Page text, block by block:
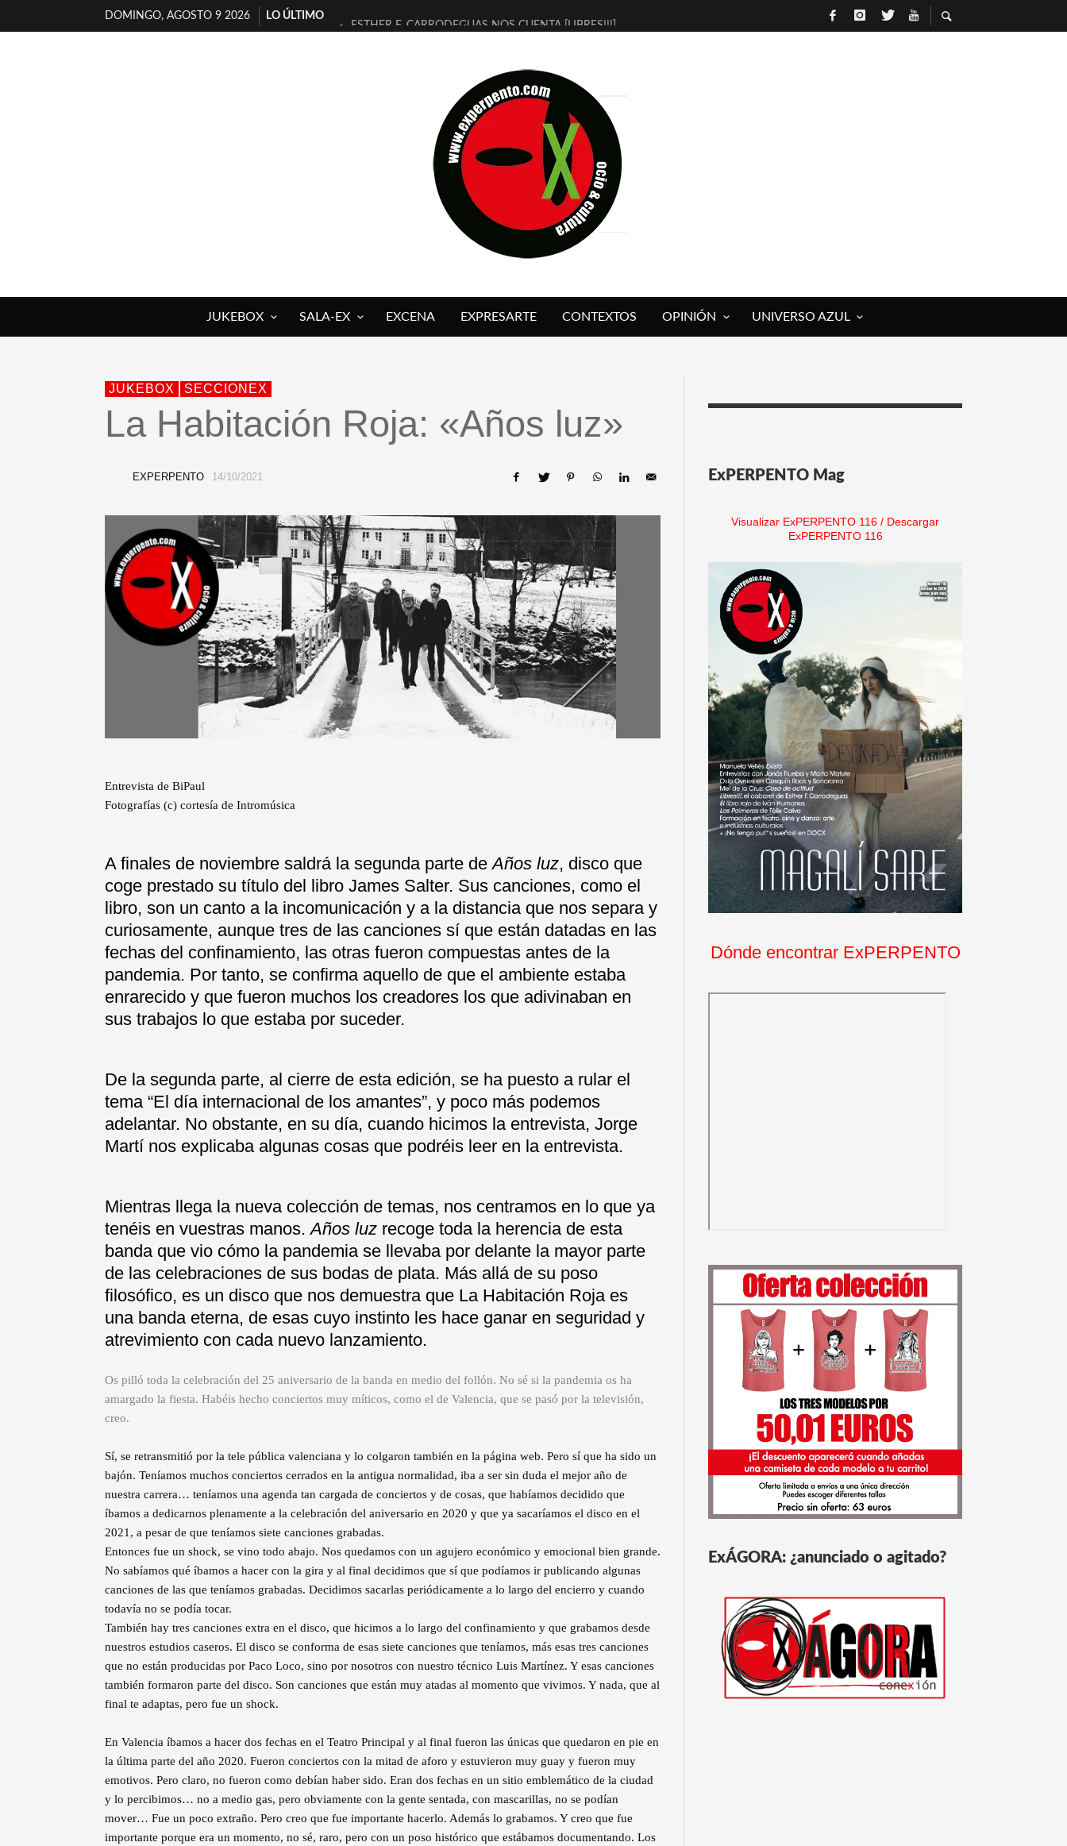
DOMINGO, AGOSTO 9 2026
LO ÚLTIMO
ESTHER F. CARRODEGUAS NOS CUENTA [LIBRES!!!]
[ELECTRA JONDA] DE JUAN GUERRERO ZAMORA
TIMBRE 4, LA ESCUELA DEL DIRECTOR TEATRAL CLAUDIO TOLCACHIR
30 AÑOS (NO ES NADA) DE LA KATARSIS DEL TOMATAZO
MILITARES JUDÍAS EN #EXVITA
D’BALDOMEROS REINVENTAN [BITÁCORA 3.0] EN EXVITA
MARSHALL FLASH PRESENTA EN EXVITA [RELATIVA SENCILLEZ]
JOFRE BARDAGÍ EN EXVITA INTERPRETANDO A SERRAT
JUKEBOX SALA-EX EXCENA EXPRESARTE CONTEXTOS OPINIÓN UNIVERSO AZUL
JUKEBOX SECCIONEX
La Habitación Roja: «Años luz»
EXPERPENTO 14/10/2021
Entrevista de BiPaul
Fotografías (c) cortesía de Intromúsica
A finales de noviembre saldrá la segunda parte deAños luz, disco que
coge prestado su título del libro James Salter. Sus canciones, como el
libro, son un canto a la incomunicación y a la distancia que nos separa y
curiosamente, aunque tres de las canciones sí que están datadas en las
fechas del confinamiento, las otras fueron compuestas antes de la
pandemia. Por tanto, se confirma aquello de que el ambiente estaba
enrarecido y que fueron muchos los creadores los que adivinaban en
sus trabajos lo que estaba por suceder.
De la segunda parte, al cierre de esta edición, se ha puesto a rular el
tema “El día internacional de los amantes”, y poco más podemos
adelantar. No obstante, en su día, cuando hicimos la entrevista, Jorge
Martí nos explicaba algunas cosas que podréis leer en la entrevista.
Mientras llega la nueva colección de temas, nos centramos en lo que ya
tenéis en vuestras manos.Años luz recoge toda la herencia de esta
banda que vio cómo la pandemia se llevaba por delante la mayor parte
de las celebraciones de sus bodas de plata. Más allá de su poso
filosófico, es un disco que nos demuestra que La Habitación Roja es
una banda eterna, de esas cuyo instinto les hace ganar en seguridad y
atrevimiento con cada nuevo lanzamiento.
Os pilló toda la celebración del 25 aniversario de la banda en medio del follón. No sé si la pandemia os ha
amargado la fiesta. Habéis hecho conciertos muy míticos, como el de Valencia, que se pasó por la televisión,
creo.
Sí, se retransmitió por la tele pública valenciana y lo colgaron también en la página web. Pero sí que ha sido un
bajón. Teníamos muchos conciertos cerrados en la antigua normalidad, iba a ser sin duda el mejor año de
nuestra carrera… teníamos una agenda tan cargada de conciertos y de cosas, que habíamos decidido que
íbamos a dedicarnos plenamente a la celebración del aniversario en 2020 y que ya sacaríamos el disco en el
2021, a pesar de que teníamos siete canciones grabadas.
Entonces fue un shock, se vino todo abajo. Nos quedamos con un agujero económico y emocional bien grande.
No sabíamos qué íbamos a hacer con la gira y al final decidimos que sí que podíamos ir publicando algunas
canciones de las que teníamos grabadas. Decidimos sacarlas periódicamente a lo largo del encierro y cuando
todavía no se podía tocar.
También hay tres canciones extra en el disco, que hicimos a lo largo del confinamiento y que grabamos desde
nuestros estudios caseros. El disco se conforma de esas siete canciones que teníamos, más esas tres canciones
que no están producidas por Paco Loco, sino por nosotros con nuestro técnico Luis Martínez. Y esas canciones
también formaron parte del disco. Son canciones que están muy atadas al momento que vivimos. Y nada, que al
final te adaptas, pero fue un shock.
En Valencia íbamos a hacer dos fechas en el Teatro Principal y al final fueron las únicas que quedaron en pie en
la última parte del año 2020. Fueron conciertos con la mitad de aforo y estuvieron muy guay y fueron muy
emotivos. Pero claro, no fueron como debían haber sido. Eran dos fechas en un sitio emblemático de la ciudad
y lo percibimos… no a medio gas, pero obviamente con la gente sentada, con mascarillas, no se podían
mover… Fue un poco extraño. Pero creo que fue importante hacerlo. Además lo grabamos. Y creo que fue
importante porque era un momento, no sé, raro, pero con un poso histórico que estábamos documentando. Los
ExPERPENTO Mag
Visualizar ExPERPENTO 116 / Descargar
ExPERPENTO 116
Dónde encontrar ExPERPENTO
ExÁGORA: ¿anunciado o agitado?